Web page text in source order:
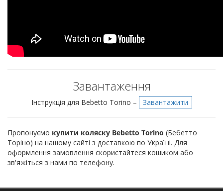
Завантаження
Інструкція для Bebetto Torino – Завантажити
Пропонуємо купити коляску Bebetto Torino (Бебетто
Торіно) на нашому сайті з доставкою по Україні. Для
оформлення замовлення скористайтеся кошиком або
зв'яжіться з нами по телефону.